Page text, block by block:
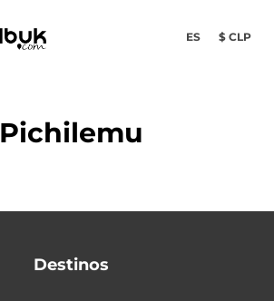
ES $ CLP
Pichilemu
Destinos